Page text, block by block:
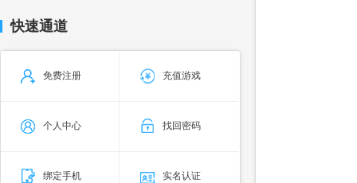
快速通道
免费注册 充值游戏
个人中心 找回密码
绑定手机 实名认证